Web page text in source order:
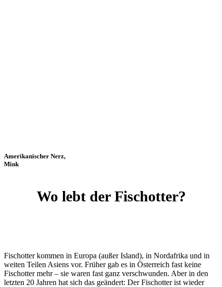
Amerikanischer Nerz,
Mink
Wo lebt der Fischotter?
Fischotter kommen in Europa (außer Island), in Nordafrika und in
weiten Teilen Asiens vor. Früher gab es in Österreich fast keine
Fischotter mehr – sie waren fast ganz verschwunden. Aber in den
letzten 20 Jahren hat sich das geändert: Der Fischotter ist wieder